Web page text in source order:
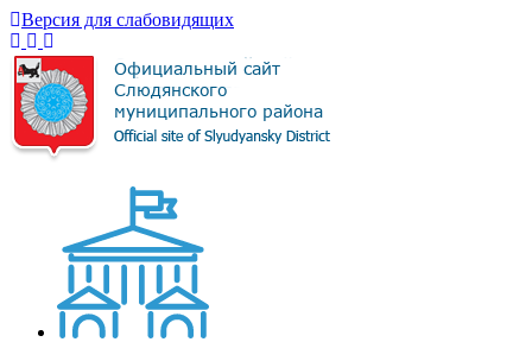
Версия для слабовидящих